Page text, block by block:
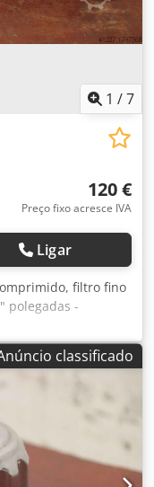
1 /7
120 €
Preço fixo acresce IVA
Ligar
filtro fino
polegadas -
por unidade
classificado